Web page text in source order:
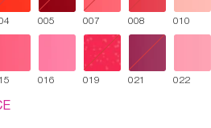
005 007 008 010
016 019 021 022